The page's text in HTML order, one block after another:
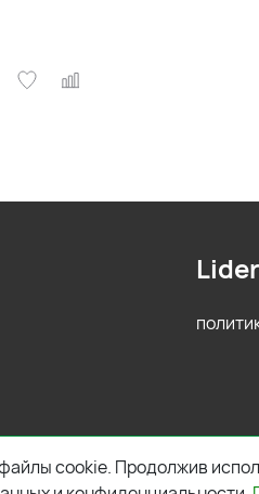
Lider
cookie. Продолжив